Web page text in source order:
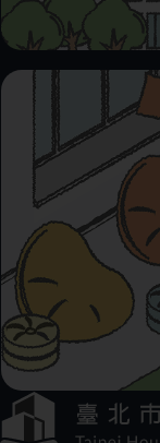
方選單連結區
:::